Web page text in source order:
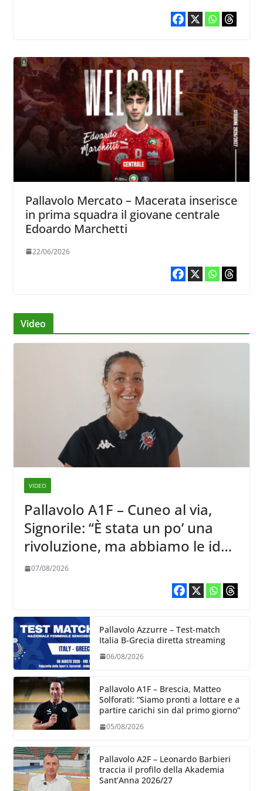
Pallavolo Mercato – Macerata inserisce
in prima squadra il giovane centrale
Edoardo Marchetti
22/06/2026
Video
VIDEO
Pallavolo A1F – Cuneo al via,
Signorile: “È stata un po’ una
rivoluzione, ma abbiamo le idee
chiare siu cosa vogliamo fare”
07/08/2026
Pallavolo Azzurre – Test-match
Italia B-Grecia diretta streaming
06/08/2026
Pallavolo A1F – Brescia, Matteo
Solforati: “Siamo pronti a lottare e a
partire carichi sin dal primo giorno”
05/08/2026
Pallavolo A2F – Leonardo Barbieri
traccia il profilo della Akademia
Sant’Anna 2026/27